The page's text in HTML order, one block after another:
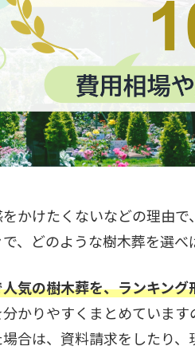
かけたくないなどの理由
、どのような樹木葬を選べ
気の樹木葬を、ランキング
かりやすくまとめていま
合は、資料請求をしたり、